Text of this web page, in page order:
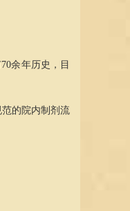
余年历史，目
的院内制剂流